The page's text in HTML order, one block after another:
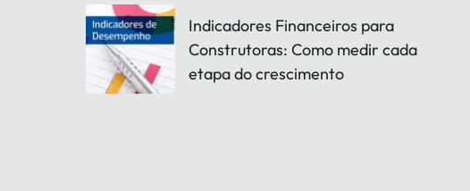
Indicadores Financeiros para
Construtoras: Como medir cada
etapa do crescimento